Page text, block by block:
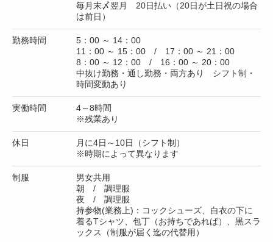
毎月末〆翌月 20日払い（20日が土日祝の場合
は前日）
勤務時間
5：00 ～ 14：00
11：00 ～ 15：00 / 17：00 ～ 21：00
8：00 ～ 12：00 / 16：00 ～ 20：00
中抜け勤務・通し勤務・両方あり シフト制・
時間変動あり
実働時間
4～8時間
※残業あり
休日
月に4日～10日（シフト制）
※時期によって異なります
制服
男女共用
朝 / 調理服
夜 / 調理服
持参物(業務上)：コックシューズ、白衣の下に
着るTシャツ、包丁（お持ちであれば）、黒スラ
ックス（制服が届く迄の代替用）